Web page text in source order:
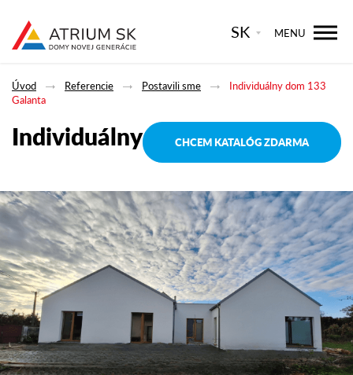
SK MENU
Úvod Referencie Postavili sme
Individuálny dom 133
Galanta
Individuálny dom 133 Galanta
CHCEM KATALÓG ZDARMA